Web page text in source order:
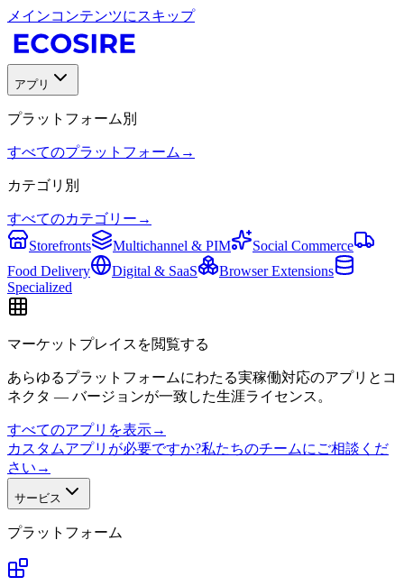
メインコンテンツにスキップ
アプリ
プラットフォーム別
すべてのプラットフォーム →
カテゴリ別
すべてのカテゴリー →
Storefronts
Multichannel & PIM
Social Commerce
Food Delivery
Digital & SaaS
Browser Extensions
Specialized
マーケットプレイスを閲覧する
あらゆるプラットフォームにわたる実稼働対応のアプリとコ
ネクタ — バージョンが一致した生涯ライセンス。
すべてのアプリを表示→
カスタムアプリが必要ですか?私たちのチームにご相談くだ
さい →
サービス
プラットフォーム